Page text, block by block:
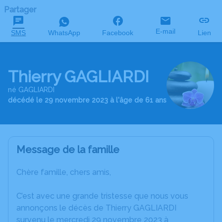
Partager
SMS WhatsApp Facebook E-mail Lien
Thierry GAGLIARDI
né GAGLIARDI
décédé le 29 novembre 2023 à l'âge de 61 ans
Message de la famille
Chère famille, chers amis,
C’est avec une grande tristesse que nous vous
annonçons le décès de Thierry GAGLIARDI
survenu le mercredi 29 novembre 2023 à